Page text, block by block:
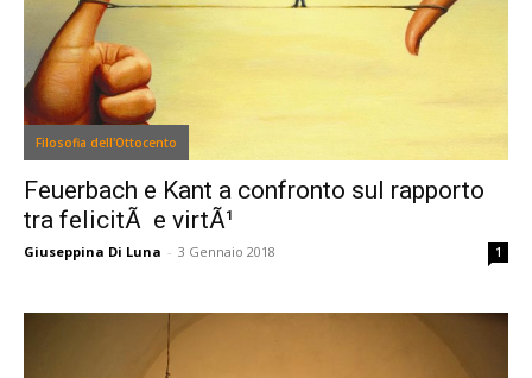
Filosofia dell'Ottocento
Feuerbach e Kant a confronto sul rapporto
tra felicitÃ e virtÃ¹
Giuseppina Di Luna - 3 Gennaio 2018 1